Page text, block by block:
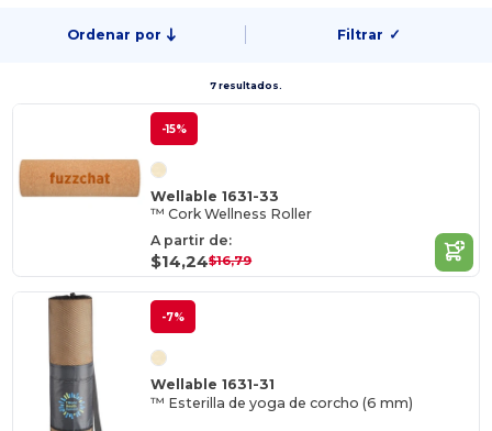
Ordenar por Filtrar ✓
7 resultados.
-15%
Wellable 1631-33
™ Cork Wellness Roller
A partir de:
$14,24$16,79
-7%
Wellable 1631-31
™ Esterilla de yoga de corcho (6 mm)